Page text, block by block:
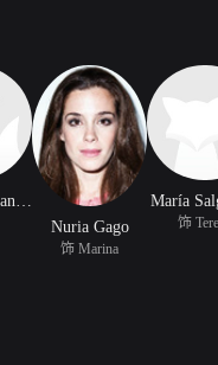
Adolfo Fernandez
Nuria Gago
饰 Marina
María
饰